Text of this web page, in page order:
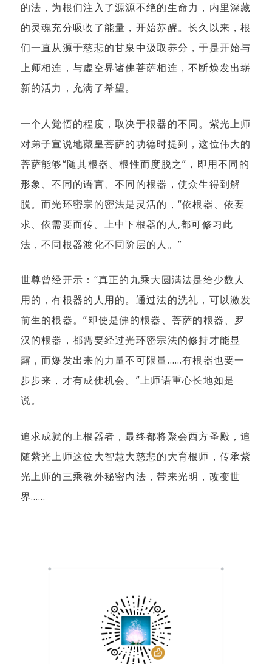
的法，为根们注入了源源不绝的生命力，内里深藏
的灵魂充分吸收了能量，开始苏醒。长久以来，根
们一直从源于慈悲的甘泉中汲取养分，于是开始与
上师相连，与虚空界诸佛菩萨相连，不断焕发出崭
新的活力，充满了希望。
一个人觉悟的程度，取决于根器的不同。紫光上师
对弟子宣说地藏皇菩萨的功德时提到，这位伟大的
菩萨能够“随其根器、根性而度脱之”，即用不同的
形象、不同的语言、不同的根器，使众生得到解
脱。而光环密宗的密法是灵活的，“依根器、依要
求、依需要而传。上中下根器的人,都可修习此
法，不同根器渡化不同阶层的人。”
世尊曾经开示：“真正的九乘大圆满法是给少数人
用的，有根器的人用的。通过法的洗礼，可以激发
前生的根器。”即使是佛的根器、菩萨的根器、罗
汉的根器，都需要经过光环密宗法的修持才能显
露，而爆发出来的力量不可限量……有根器也要一
步步来，才有成佛机会。”上师语重心长地如是
说。
追求成就的上根器者，最终都将聚会西方圣殿，追
随紫光上师这位大智慧大慈悲的大育根师，传承紫
光上师的三乘教外秘密内法，带来光明，改变世
界……